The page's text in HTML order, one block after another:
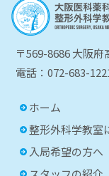
〒569-8686 大阪
電話：072-683-
ホーム
整形外科学教室
入局希望の方へ